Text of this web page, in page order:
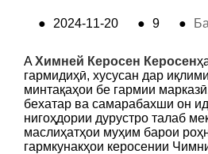
● 2024-11-20 ● 9 ●
AХимней Керосен Керосен
гармидиҳӣ, хусусан дар
минтақаҳои бе гармии
бехатар ва самарабахши он
нигоҳдории дурустро талаб
маслиҳатҳои муҳим барои
гармкунакҳои керосении